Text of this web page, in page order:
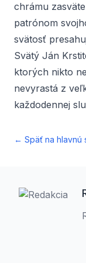
chrámu
patrónom
svätosť
Svätý Ján
ktorých nikto
nevyrastá z
každodennej
← Späť na hlavnú